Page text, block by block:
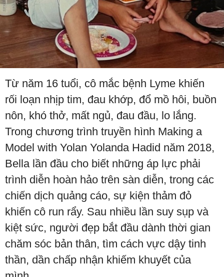
Từ năm 16 tuổi, cô mắc bệnh Lyme khiến
rối loạn nhịp tim, đau khớp, đổ mồ hôi, buồn
nôn, khó thở, mất ngủ, đau đầu, lo lắng.
Trong chương trình truyền hình Making a
Model with Yolan Yolanda Hadid năm 2018,
Bella lần đầu cho biết những áp lực phải
trình diễn hoàn hảo trên sàn diễn, trong các
chiến dịch quảng cáo, sự kiện thảm đỏ
khiến cô run rẩy. Sau nhiều lần suy sụp và
kiệt sức, người đẹp bắt đầu dành thời gian
chăm sóc bản thân, tìm cách vực dậy tinh
thần, dần chấp nhận khiếm khuyết của